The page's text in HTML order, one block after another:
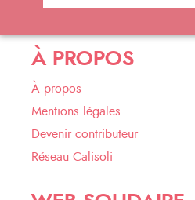
À PROPOS
À propos
Mentions légales
Devenir contributeur
Réseau Calisoli